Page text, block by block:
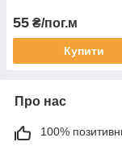
55 ₴/пог.м
Купити
Про нас
100%